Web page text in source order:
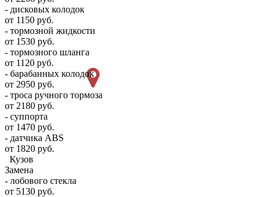
- дисковых колодок
от 1150 руб.
- тормозной жидкости
от 1530 руб.
- тормозного шланга
от 1120 руб.
- барабанных колодок
от 2950 руб.
- троса ручного тормоза
от 2180 руб.
- суппорта
от 1470 руб.
- датчика ABS
от 1820 руб.
Кузов
Замена
- лобового стекла
от 5130 руб.